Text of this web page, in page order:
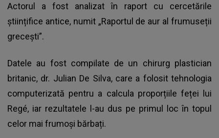
Actorul a fost analizat în raport cu cercetările
științifice antice, numit „Raportul de aur al frumuseții
grecești”.
Datele au fost compilate de un chirurg plastician
britanic, dr. Julian De Silva, care a folosit tehnologia
computerizată pentru a calcula proporțiile feței lui
Regé, iar rezultatele l-au dus pe primul loc în topul
celor mai frumoși bărbați.